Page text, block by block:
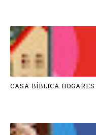
CASA BÍBLICA HOGARES